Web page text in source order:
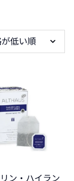
低い順
ン・ハイラン